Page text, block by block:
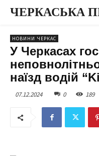
ЧЕРКАСЬКА
НОВИНИ ЧЕРКАС
У Черкасах
наїзд водій
07.12.2024 0 189